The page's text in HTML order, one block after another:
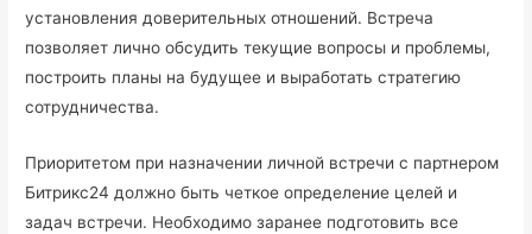
установления доверительных отношений. Встреча
позволяет лично обсудить текущие вопросы и проблемы,
построить планы на будущее и выработать стратегию
сотрудничества.
Приоритетом при назначении личной встречи с партнером
Битрикс24 должно быть четкое определение целей и
задач встречи. Необходимо заранее подготовить все